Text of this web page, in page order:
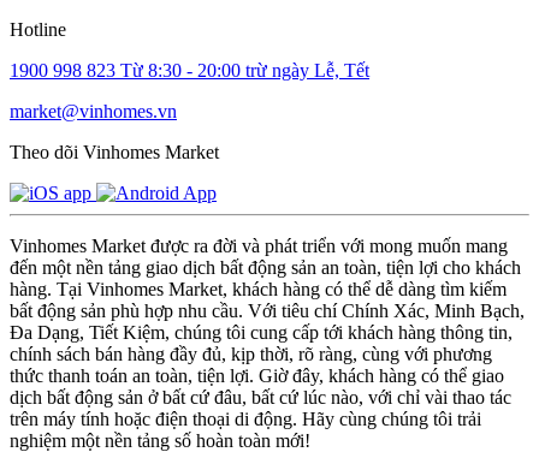
Hotline
1900 998 823 Từ 8:30 - 20:00 trừ ngày Lễ, Tết
market@vinhomes.vn
Theo dõi Vinhomes Market
Vinhomes Market được ra đời và phát triển với mong muốn mang
đến một nền tảng giao dịch bất động sản an toàn, tiện lợi cho khách
hàng. Tại Vinhomes Market, khách hàng có thể dễ dàng tìm kiếm
bất động sản phù hợp nhu cầu. Với tiêu chí Chính Xác, Minh Bạch,
Đa Dạng, Tiết Kiệm, chúng tôi cung cấp tới khách hàng thông tin,
chính sách bán hàng đầy đủ, kịp thời, rõ ràng, cùng với phương
thức thanh toán an toàn, tiện lợi. Giờ đây, khách hàng có thể giao
dịch bất động sản ở bất cứ đâu, bất cứ lúc nào, với chỉ vài thao tác
trên máy tính hoặc điện thoại di động. Hãy cùng chúng tôi trải
nghiệm một nền tảng số hoàn toàn mới!